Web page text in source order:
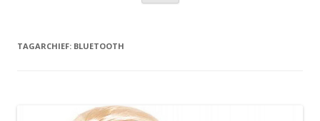
inhoud
TAGARCHIEF: BLUETOOTH